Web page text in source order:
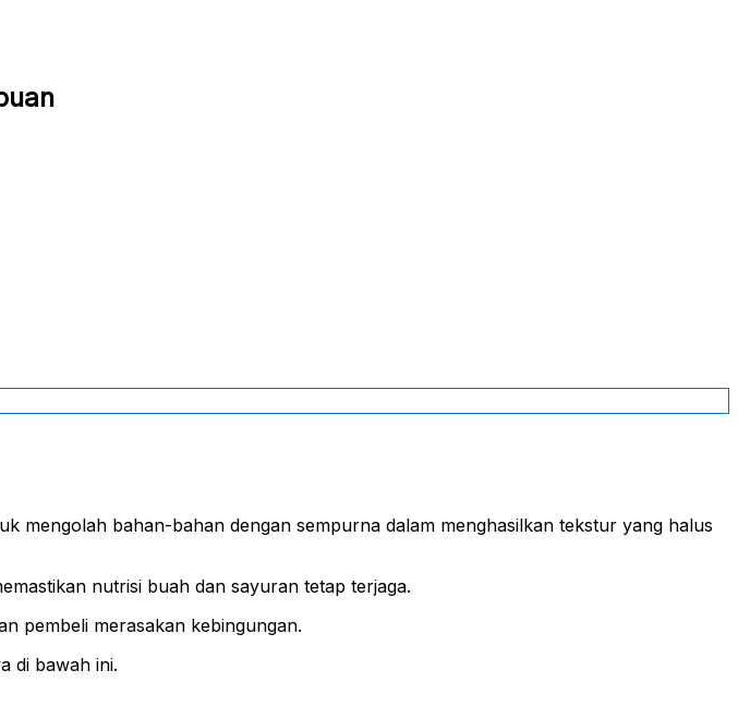
mengolah bahan-bahan dengan sempurna dalam menghasilkan tekstur yang halus
nutrisi buah dan sayuran tetap terjaga.
pembeli merasakan kebingungan.
di bawah ini.